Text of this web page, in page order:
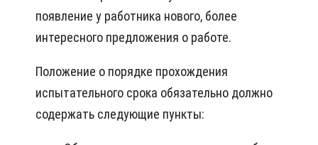
появление у работника нового, более
интересного предложения о работе.
Положение о порядке прохождения
испытательного срока обязательно должно
содержать следующие пункты: